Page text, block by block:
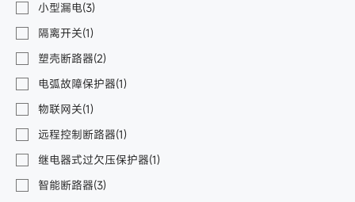
小型漏电(3)
隔离开关(1)
塑壳断路器(2)
电弧故障保护器(1)
物联网关(1)
远程控制断路器(1)
继电器式过欠压保护器(1)
智能断路器(3)